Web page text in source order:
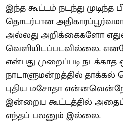
இந்த கூட்டம் நடந்து முடிந்த
தொடர்பான
அல்லது அறிக்கைகளோ
வெளியிடப்படவில்லை.
என்பது முறைப்படி நடக்காத
நாடாளுமன்றத்தில் தாக்கல்
புதிய மசோதா
இன்றைய கூட்டத்தில்
எந்தப் பலனும் இல்லை.